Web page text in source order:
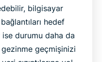
bilgisayar
hedef
ise durumu daha da
geçmişinizi